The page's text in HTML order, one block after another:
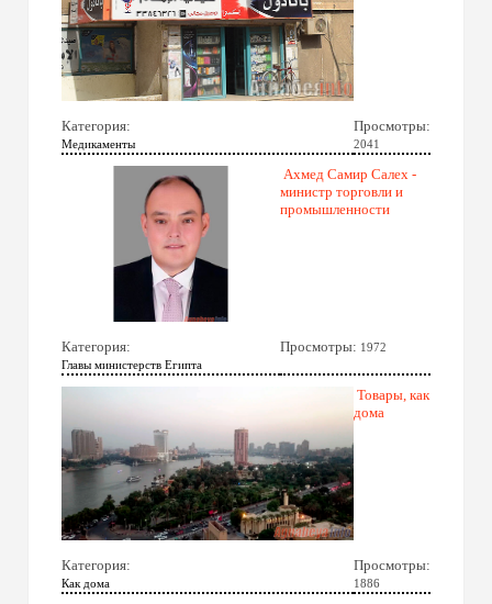
Категория:
Медикаменты
Просмотры:
2041
Ахмед Самир Салех -
министр торговли и
промышленности
Категория:
Главы министерств Египта
Просмотры: 1972
Товары, как
дома
Категория:
Как дома
Просмотры:
1886